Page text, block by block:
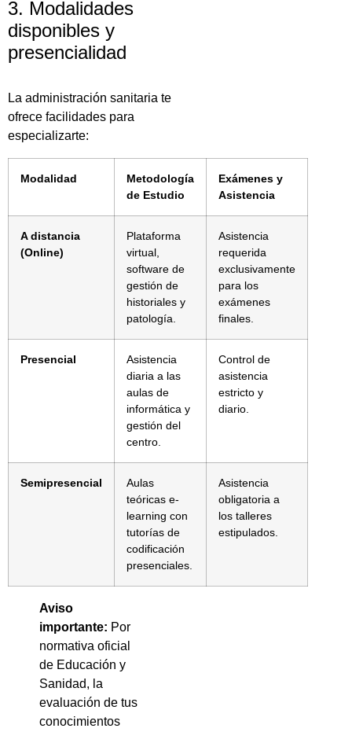
3. Modalidades
disponibles y
presencialidad
La administración sanitaria te
ofrece facilidades para
especializarte:
Modalidad
Metodología
de Estudio
Exámenes y
Asistencia
A distancia
(Online)
Plataforma
virtual,
software de
gestión de
historiales y
patología.
Asistencia
requerida
exclusivamente
para los
exámenes
finales.
Presencial
Asistencia
diaria a las
aulas de
informática y
gestión del
centro.
Control de
asistencia
estricto y
diario.
Semipresencial
Aulas
teóricas e-
learning con
tutorías de
codificación
presenciales.
Asistencia
obligatoria a
los talleres
estipulados.
Aviso
importante: Por
normativa oficial
de Educación y
Sanidad, la
evaluación de tus
conocimientos